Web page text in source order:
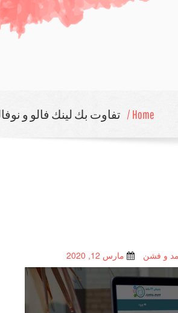
Home / تفاوت بك لینك فالو و
مد و فشن مارس 12, 2020